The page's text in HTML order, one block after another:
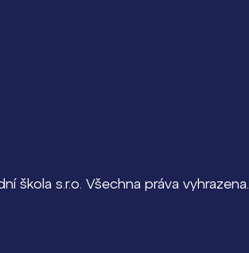
škola s.r.o. Všechna práva vyhrazena.